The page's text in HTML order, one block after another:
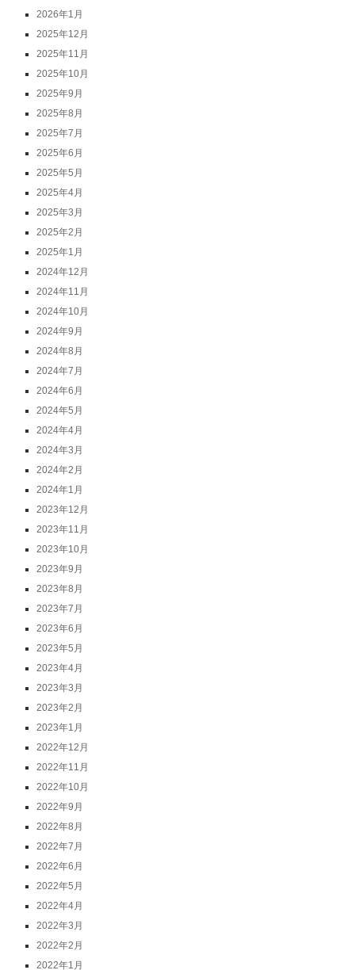
2026年1月
2025年12月
2025年11月
2025年10月
2025年9月
2025年8月
2025年7月
2025年6月
2025年5月
2025年4月
2025年3月
2025年2月
2025年1月
2024年12月
2024年11月
2024年10月
2024年9月
2024年8月
2024年7月
2024年6月
2024年5月
2024年4月
2024年3月
2024年2月
2024年1月
2023年12月
2023年11月
2023年10月
2023年9月
2023年8月
2023年7月
2023年6月
2023年5月
2023年4月
2023年3月
2023年2月
2023年1月
2022年12月
2022年11月
2022年10月
2022年9月
2022年8月
2022年7月
2022年6月
2022年5月
2022年4月
2022年3月
2022年2月
2022年1月